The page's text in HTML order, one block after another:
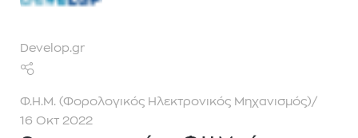
Develop.gr
Φ.Η.Μ. (Φορολογικός Ηλεκτρονικός Μηχανισμός)
16 Οκτ 2022